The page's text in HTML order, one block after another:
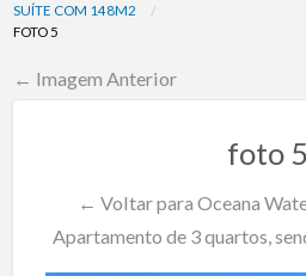
SUÍTE COM 148M2
FOTO 5
← Imagem Anterior
foto 5
← Voltar para Oceana
Apartamento de 3 quartos,